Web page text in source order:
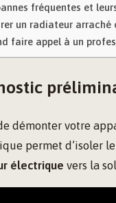
fréquentes et
un radiateur arraché
faire appel à un
démonter votre
permet d’isoler
électrique vers la